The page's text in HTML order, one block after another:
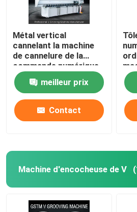
Métal vertical
cannelant la machine
de cannelure de la
commande numérique
par ordinateur V de
machine pour
l'ornement 1250mm
meilleur prix
Contact
Machine d'encocheuse de V